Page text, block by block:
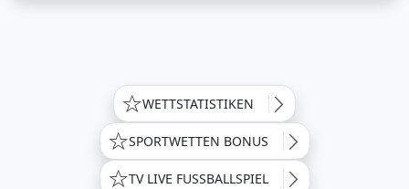
WETTSTATISTIKEN
SPORTWETTEN BONUS
TV LIVE FUSSBALLSPIEL